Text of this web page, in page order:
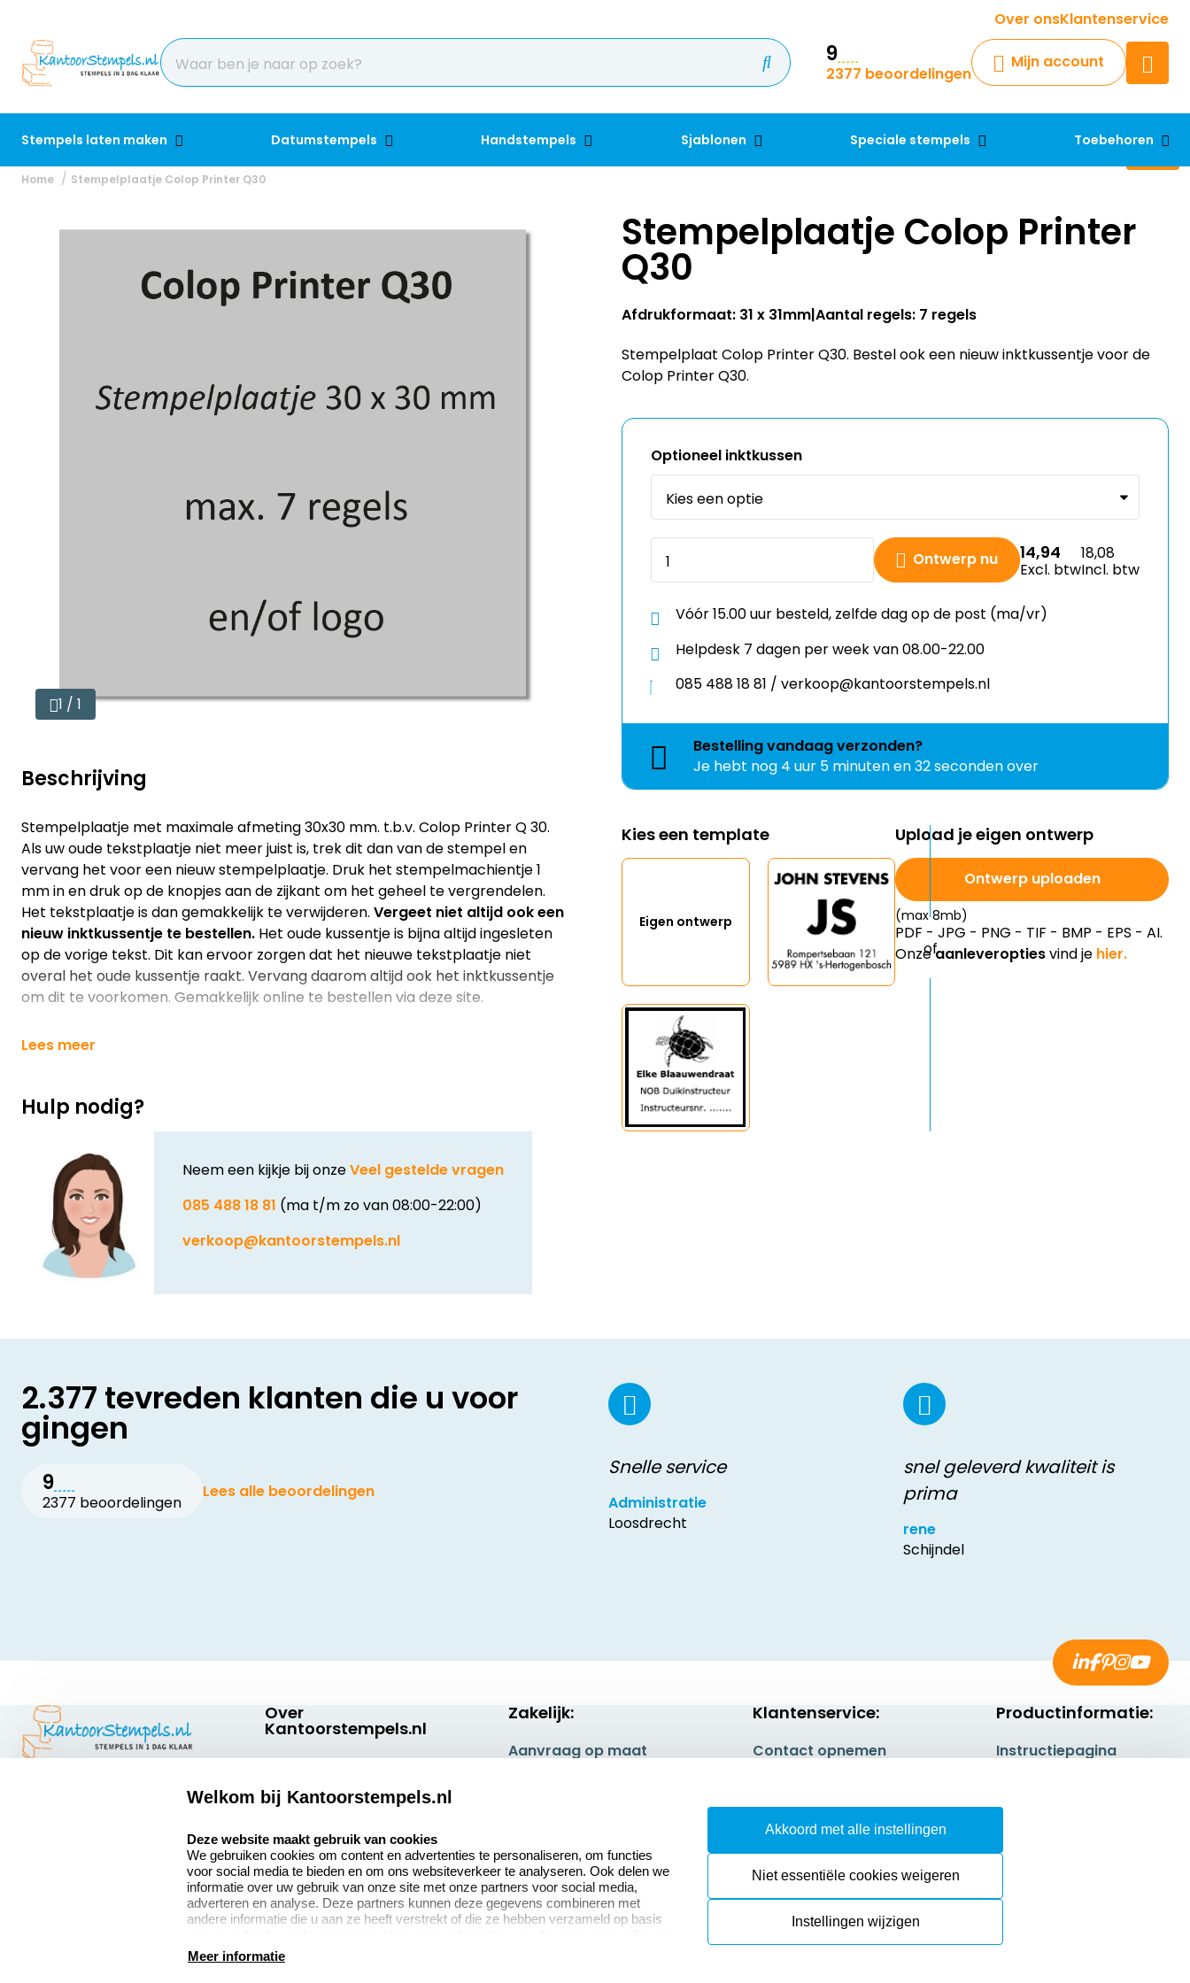
Over onsKlantenservice
9
2377 beoordelingen
Mijn account
Stempels laten maken Datumstempels Handstempels Sjablonen Speciale stempels Toebehoren
Krijg een antwoord op uw vraag
Chatbot
Chat 24/7 met onze chatbot
Contact
Home Stempelplaatje Colop Printer Q30
1 / 1
Beschrijving
Stempelplaatje met maximale afmeting 30x30 mm. t.b.v. Colop Printer Q 30.
Als uw oude tekstplaatje niet meer juist is, trek dit dan van de stempel en
vervang het voor een nieuw stempelplaatje. Druk het stempelmachientje 1
mm in en druk op de knopjes aan de zijkant om het geheel te vergrendelen.
Het tekstplaatje is dan gemakkelijk te verwijderen. Vergeet niet altijd ook een
nieuw inktkussentje te bestellen. Het oude kussentje is bijna altijd ingesleten
op de vorige tekst. Dit kan ervoor zorgen dat het nieuwe tekstplaatje niet
overal het oude kussentje raakt. Vervang daarom altijd ook het inktkussentje
om dit te voorkomen. Gemakkelijk online te bestellen via deze site.
Lees meer
Hulp nodig?
Neem een kijkje bij onzeVeel gestelde vragen
085 488 18 81 (ma t/m zo van 08:00-22:00)
verkoop@kantoorstempels.nl
Stempelplaatje Colop Printer
Q30
Afdrukformaat: 31 x 31mm Aantal regels: 7 regels
Stempelplaat Colop Printer Q30. Bestel ook een nieuw inktkussentje voor de
Colop Printer Q30.
Optioneel inktkussen
Ontwerp nu 14,94
Excl. btw
18,08
Incl. btw
Vóór 15.00 uur besteld, zelfde dag op de post (ma/vr)
Helpdesk 7 dagen per week van 08.00-22.00
085 488 18 81 / verkoop@kantoorstempels.nl
Bestellingvandaagverzonden?
Je hebt nog 4 uur 5 minuten en 31 seconden over
Kies een template
Eigen ontwerp
Upload je eigen ontwerp
Ontwerp uploaden
(max 8mb)
PDF - JPG - PNG - TIF - BMP - EPS - AI.
Onzeaanleveroptiesvind je hier.
2.377 tevreden klanten die u voor
gingen
9
2377 beoordelingen
Lees alle beoordelingen
Snelle service
Administratie
Loosdrecht
snel geleverd kwaliteit is
prima
rene
Schijndel
Over
Kantoorstempels.nl
Bedrijfsgegevens
Extra informatie
Onze vacatures
Zakelijk:
Aanvraag op maat
Sale
Klantenservice:
Contact opnemen
Herroepingsrecht
Productinformatie:
Instructiepagina
Safety Sheets
Sitemap
Welkom bij Kantoorstempels.nl
Deze website maakt gebruik van cookies
We gebruiken cookies om content en advertenties te personaliseren, om functies
voor social media te bieden en om ons websiteverkeer te analyseren. Ook delen we
informatie over uw gebruik van onze site met onze partners voor social media,
adverteren en analyse. Deze partners kunnen deze gegevens combineren met
andere informatie die u aan ze heeft verstrekt of die ze hebben verzameld op basis
verzamelen verwijzen wij u graag door naar ons privacy statement.
Meer informatie
Akkoord met alle instellingen
Niet essentiële cookies weigeren
Instellingen wijzigen